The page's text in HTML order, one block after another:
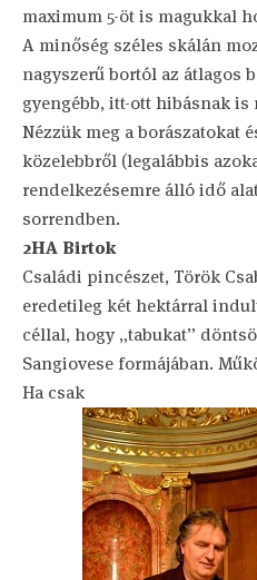
maximum 5-öt is magukkal
A minőség széles skálán
nagyszerű bortól az átlagos
gyengébb, itt-ott hibásnak
Nézzük meg a borászatokat
közelebbről (legalábbis
rendelkezésemre álló idő
sorrendben.
2HA Birtok
Családi pincészet, Török
eredetileg két hektárral
céllal, hogy „tabukat”
Sangiovese formájában.
Ha csak